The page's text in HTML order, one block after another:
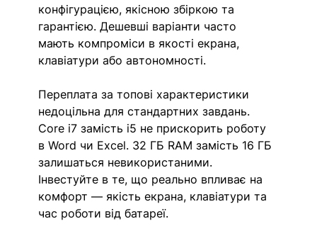
конфігурацією, якісною збіркою та
гарантією. Дешевші варіанти часто
мають компроміси в якості екрана,
клавіатури або автономності.
Переплата за топові характеристики
недоцільна для стандартних завдань.
Core i7 замість i5 не прискорить роботу
в Word чи Excel. 32 ГБ RAM замість 16 ГБ
залишаться невикористаними.
Інвестуйте в те, що реально впливає на
комфорт — якість екрана, клавіатури та
час роботи від батареї.